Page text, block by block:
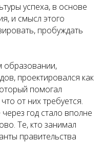
успеха, в основе
и смысл этого
пробуждать
образовании,
проектировался как
помогал
от них требуется.
год стало вполне
Те, кто занимал
правительства